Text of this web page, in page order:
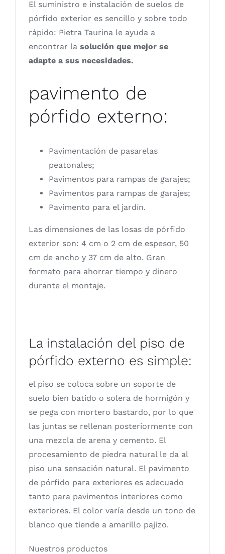
El suministro e instalación de suelos de
pórfido exterior es sencillo y sobre todo
rápido: Pietra Taurina le ayuda a
encontrar la solución que mejor se
adapte a sus necesidades.
pavimento de
pórfido externo:
Pavimentación de pasarelas
peatonales;
Pavimentos para rampas de garajes;
Pavimentos para rampas de garajes;
Pavimento para el jardín.
Las dimensiones de las losas de pórfido
exterior son: 4 cm o 2 cm de espesor, 50
cm de ancho y 37 cm de alto. Gran
formato para ahorrar tiempo y dinero
durante el montaje.
La instalación del piso de
pórfido externo es simple:
el piso se coloca sobre un soporte de
suelo bien batido o solera de hormigón y
se pega con mortero bastardo, por lo que
las juntas se rellenan posteriormente con
una mezcla de arena y cemento. El
procesamiento de piedra natural le da al
piso una sensación natural. El pavimento
de pórfido para exteriores es adecuado
tanto para pavimentos interiores como
exteriores. El color varía desde un tono de
blanco que tiende a amarillo pajizo.
Nuestros productos